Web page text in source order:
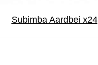
Subimba Aardbei x24